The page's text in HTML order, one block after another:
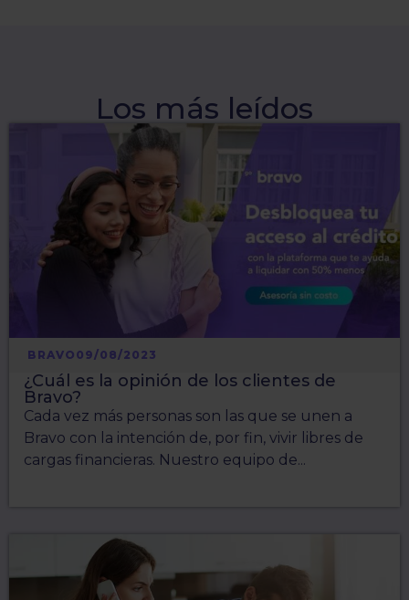
Los más leídos
BRAVO 09/08/2023
¿Cuál es la opinión de los clientes de
Bravo?
Cada vez más personas son las que se unen a
Bravo con la intención de, por fin, vivir libres de
cargas financieras. Nuestro equipo de...